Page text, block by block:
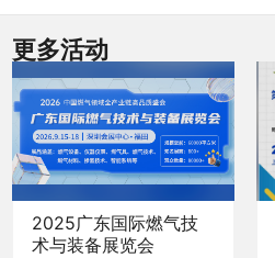
更多活动
2025广东国际燃气技
术与装备展览会